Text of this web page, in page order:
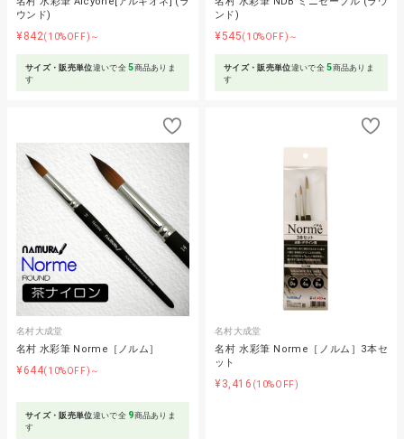
ウンド)
¥842(10%OFF)～
サイズ・販売単位違いで全5商品ありま
す
ンド)
¥545(10%OFF)～
サイズ・販売単位違いで全5商品ありま
す
名村大成堂
名村 水彩筆 Norme［ノルム］
¥644(10%OFF)～
サイズ・販売単位違いで全 9商品ありま
す
名村大成堂
名村 水彩筆 Norme［ノルム］3本セ
ット
¥3,416 (10%OFF)